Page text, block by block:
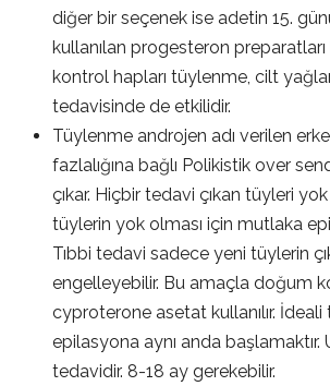
diğer bir seçenek ise adetin 15.
kullanılan progesteron preparatları
kontrol hapları tüylenme, cilt
tedavisinde de etkilidir.
Tüylenme androjen adı verilen
fazlalığına bağlı Polikistik over
çıkar. Hiçbir tedavi çıkan tüyleri
tüylerin yok olması için mutlaka
Tıbbi tedavi sadece yeni tüylerin
engelleyebilir. Bu amaçla doğum
cyproterone asetat kullanılır.
epilasyona aynı anda başlamaktır.
tedavidir. 8-18 ay gerekebilir.